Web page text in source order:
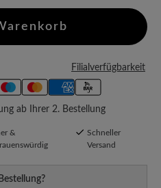
Filialverfügbarkeit
ab Ihrer 2. Bestellung
&
Schneller
Versand